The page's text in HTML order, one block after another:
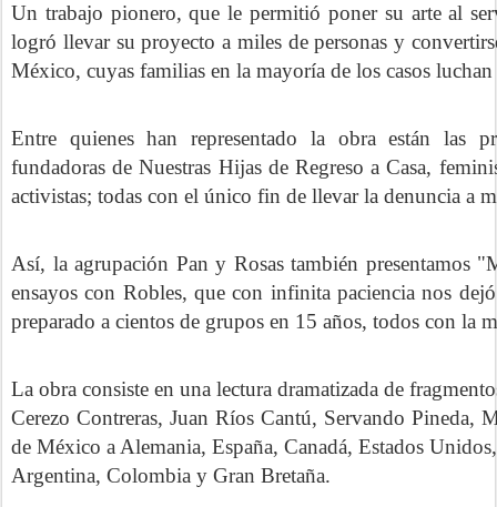
Un trabajo pionero, que le permitió poner su arte al
logró llevar su proyecto a miles de personas y
México, cuyas familias en la mayoría de los casos
Entre quienes han representado la obra están las
fundadoras deNuestras Hijas de Regreso a Casa,
activistas; todas con el único fin de llevar la denuncia a
Así, la agrupación Pan y Rosas también presentamos
ensayos con Robles, que con infinita paciencia nos
preparado a cientos de grupos en 15 años, todos con la
La obra consiste en una lectura dramatizada de
Cerezo Contreras, Juan Ríos Cantú, Servando
de México a Alemania, España, Canadá, Estados
Argentina, Colombia y Gran Bretaña.